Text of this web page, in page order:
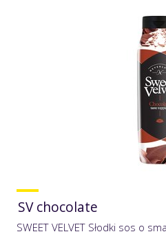
SV chocolate
SWEET VELVET Słodki sos o